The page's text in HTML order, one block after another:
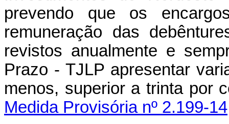
prevendo que os
remuneração das
revistos anualmente e
Prazo - TJLP apresentar
menos, superior a
Medida Provisória nº 2.199-